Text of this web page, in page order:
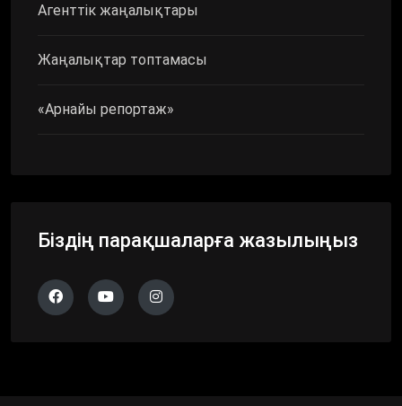
Агенттік жаңалықтары
Жаңалықтар топтамасы
«Арнайы репортаж»
Біздің парақшаларға жазылыңыз